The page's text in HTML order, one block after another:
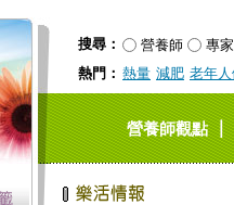
搜尋： 營養師
專家
熱門： 熱量 減肥 老年
營養師觀點｜